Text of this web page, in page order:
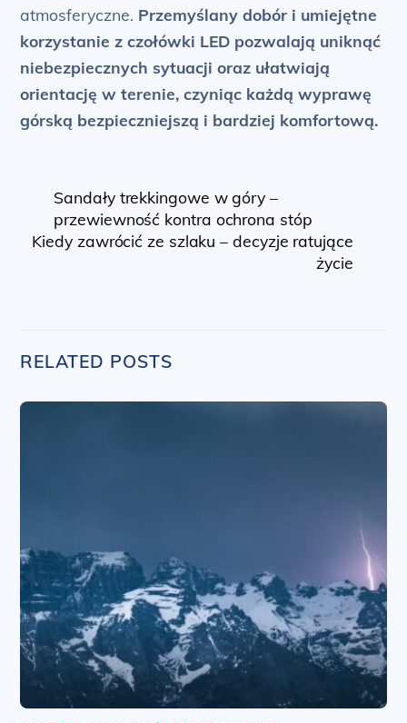
atmosferyczne. Przemyślany dobór i umiejętne
korzystanie z czołówki LED pozwalają uniknąć
niebezpiecznych sytuacji oraz ułatwiają
orientację w terenie, czyniąc każdą wyprawę
górską bezpieczniejszą i bardziej komfortową.
Sandały trekkingowe w góry –
przewiewność kontra ochrona stóp
Kiedy zawrócić ze szlaku – decyzje ratujące
życie
RELATED POSTS